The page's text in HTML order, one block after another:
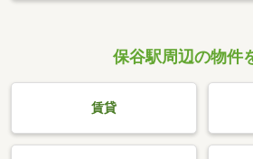
保谷駅周辺の物件
賃貸